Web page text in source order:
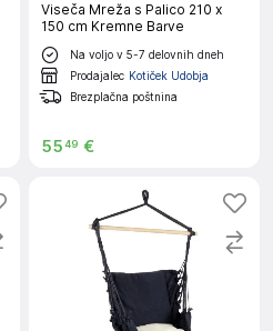
Viseča Mreža s Palico 210 x
150 cm Kremne Barve
Na voljo v 5-7 delovnih dneh
Prodajalec Kotiček Udobja
Brezplačna poštnina
5549 €